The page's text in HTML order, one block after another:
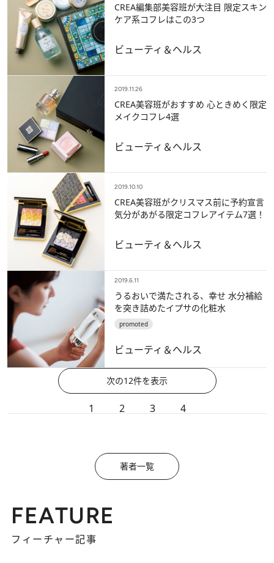
CREA編集部美容班が大注目 限定スキン
ケア系コフレはこの3つ
ビューティ＆ヘルス
2019.11.26
CREA美容班がおすすめ 心ときめく限定
メイクコフレ4選
ビューティ＆ヘルス
2019.10.10
CREA美容班がクリスマス前に予約宣言
気分があがる限定コフレアイテム7選！
ビューティ＆ヘルス
2019.6.11
うるおいで満たされる、幸せ 水分補給
を突き詰めたイプサの化粧水
promoted
ビューティ＆ヘルス
次の12件を表示
1 2 3 4
著者一覧
FEATURE
フィーチャー記事